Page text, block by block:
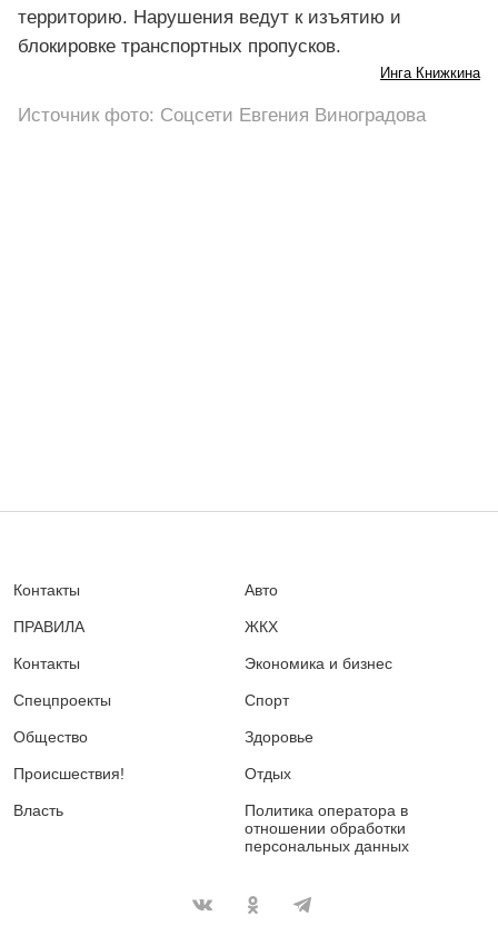
территорию. Нарушения ведут к изъятию и
блокировке транспортных пропусков.
Инга Книжкина
Источник фото: Соцсети Евгения Виноградова
Контакты
ПРАВИЛА
Контакты
Спецпроекты
Общество
Происшествия!
Власть
Авто
ЖКХ
Экономика и бизнес
Спорт
Здоровье
Отдых
Политика оператора в
отношении обработки
персональных данных